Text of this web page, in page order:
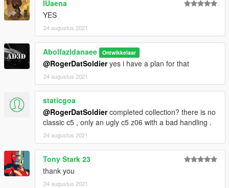
Visit my Discord for information on new cars >>
IUaena
YES
24 augustus 2021
Abolfazldanaee Ontwikkelaar
@RogerDatSoldieryes i have a plan for that
24 augustus 2021
staticgoa
@RogerDatSoldiercompleted collection? there is no
classic c5 , only an ugly c5 z06 with a bad handling .
24 augustus 2021
Tony Stark 23
thank you
24 augustus 2021